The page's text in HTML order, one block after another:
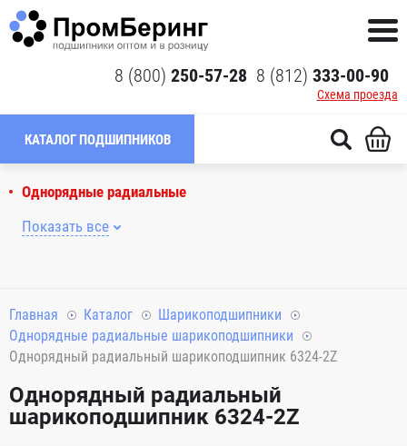
8 (800) 250-57-28 8 (812) 333-00-90
Схема проезда
КАТАЛОГ ПОДШИПНИКОВ
Однорядные радиальные
Показать все
Главная Каталог
Шарикоподшипники
Однорядные радиальные шарикоподшипники
Однорядный радиальный шарикоподшипник 6324-2Z
Однорядный радиальный
шарикоподшипник 6324-2Z